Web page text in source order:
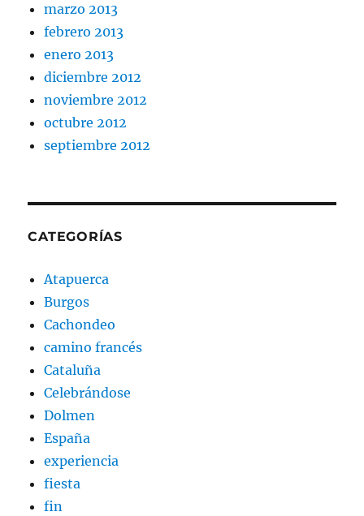
marzo 2013
febrero 2013
enero 2013
diciembre 2012
noviembre 2012
octubre 2012
septiembre 2012
CATEGORÍAS
Atapuerca
Burgos
Cachondeo
camino francés
Cataluña
Celebrándose
Dolmen
España
experiencia
fiesta
fin